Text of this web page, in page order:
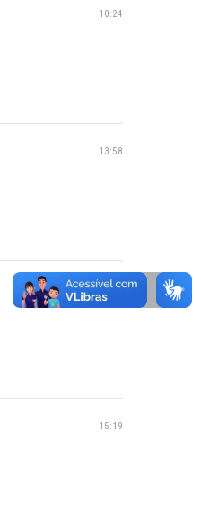
10:24
13:58
15:51
15:19